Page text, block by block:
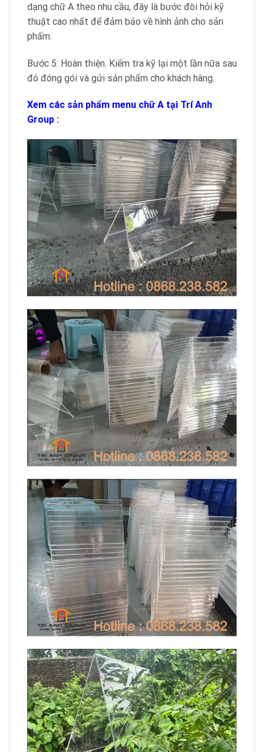
dạng chữ A theo nhu cầu, đây là bước đòi hỏi kỹ
thuật cao nhất để đảm bảo về hình ảnh cho sản
phẩm.
Bước 5: Hoàn thiện. Kiểm tra kỹ lại một lần nữa sau
đó đóng gói và gửi sản phẩm cho khách hàng.
Xem các sản phẩm menu chữ A tại Trí Anh
Group :